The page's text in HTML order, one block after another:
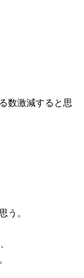
数激減すると思
う。